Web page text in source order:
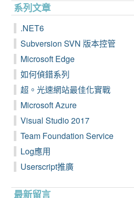
系列文章
.NET6
Subversion SVN 版本控管
Microsoft Edge
如何偵錯系列
超。光速網站最佳化實戰
Microsoft Azure
Visual Studio 2017
Team Foundation Service
Log應用
Userscript推廣
最新留言